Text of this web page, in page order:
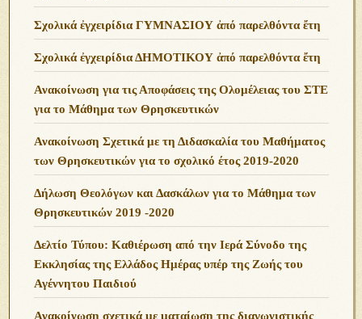
Σχολικά ἐγχειρίδια ΓΥΜΝΑΣΙΟΥ ἀπό παρελθόντα ἔτη
Σχολικά ἐγχειρίδια ΔΗΜΟΤΙΚΟΥ ἀπό παρελθόντα ἔτη
Ανακοίνωση για τις Αποφάσεις της Ολομέλειας του ΣΤΕ
για το Μάθημα των Θρησκευτικών
Ανακοίνωση Σχετικά με τη Διδασκαλία του Μαθήματος
των Θρησκευτικών για το σχολικό έτος 2019-2020
Δήλωση Θεολόγων και Δασκάλων για το Μάθημα των
Θρησκευτικών 2019 -2020
Δελτίο Τύπου: Καθιέρωση από την Ιερά Σύνοδο της
Εκκλησίας της Ελλάδος Ημέρας υπέρ της Ζωής του
Αγέννητου Παιδιού
Ανακοίνωση σχετικά με ματαίωση της διαγωνιστικής